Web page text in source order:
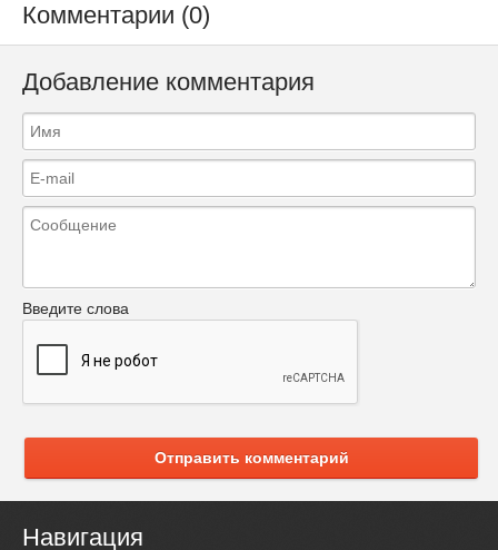
Комментарии (0)
Добавление комментария
Введите слова
Отправить комментарий
Навигация